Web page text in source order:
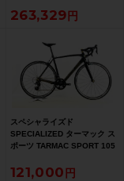
スキャンディレッド/ブラック/
ゴールド
263,329
スペシャライズド
SPECIALIZED ターマック ス
ポーツ TARMAC SPORT 105
56サイズ サガン スーパースタ
121,000